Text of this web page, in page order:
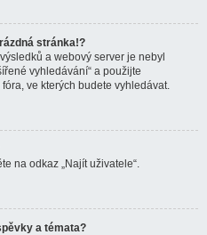
stránka!?
a webový server je nebyl
vyhledávání“ a použijte
ve kterých budete vyhledávat.
na odkaz „Najít uživatele“.
a témata?